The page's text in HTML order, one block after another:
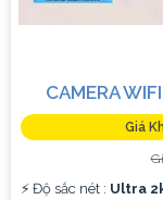
CAMERA
Giá
️⚡ Độ sắc nét : Ultra